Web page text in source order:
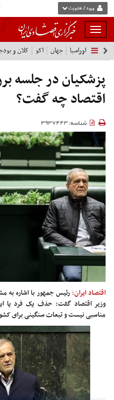
ورود / عضویت
بار
و
بسته
نمودن
فهرست
اوراسیا جهان اکو کلان و
پزشکیان در جلسه
اقتصاد چه گفت؟
شناسه: 3937443
اقتصاد ایران: رئیس جمهور با اشاره
وزیر اقتصاد گفت: حذف یک فرد یا
مناسبی نیست و تبعات سنگینی برای